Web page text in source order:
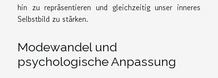
hin zu repräsentieren und gleichzeitig unser inneres
Selbstbild zu stärken.
Modewandel und
psychologische Anpassung